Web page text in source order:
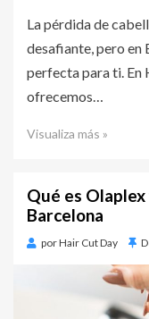
La pérdida de
desafiante, pero en
perfecta para ti. En
ofrecemos…
Visualiza más »
Qué es
Barcelona
porHair Cut Day